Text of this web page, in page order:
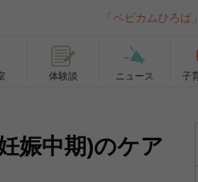
「ベビカムひろば
体験談 ニュース
子
娠中期)のケア